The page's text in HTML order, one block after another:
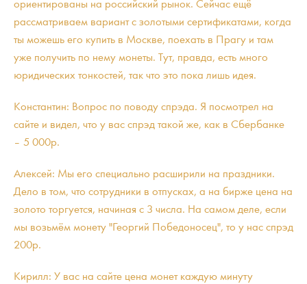
ориентированы на российский рынок. Сейчас ещё
рассматриваем вариант с золотыми сертификатами, когда
ты можешь его купить в Москве, поехать в Прагу и там
уже получить по нему монеты. Тут, правда, есть много
юридических тонкостей, так что это пока лишь идея.
Константин: Вопрос по поводу спрэда. Я посмотрел на
сайте и видел, что у вас спрэд такой же, как в Сбербанке
– 5 000р.
Алексей: Мы его специально расширили на праздники.
Дело в том, что сотрудники в отпусках, а на бирже цена на
золото торгуется, начиная с 3 числа. На самом деле, если
мы возьмём монету "Георгий Победоносец", то у нас спрэд
200р.
Кирилл: У вас на сайте цена монет каждую минуту